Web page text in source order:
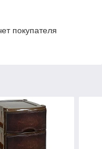
покупателя